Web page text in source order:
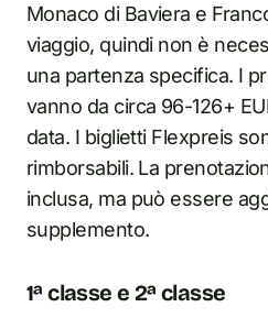
Monaco di Baviera e
viaggio, quindi non è
una partenza specifica. I
vanno da circa 96-126+
data. I biglietti Flexpreis
rimborsabili. La
inclusa, ma può essere
supplemento.
1ª classe e 2ª classe